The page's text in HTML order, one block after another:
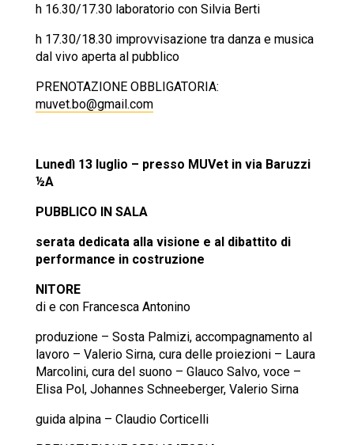
h 16.30/17.30 laboratorio con Silvia Berti
h 17.30/18.30 improvvisazione tra danza e musica
dal vivo aperta al pubblico
PRENOTAZIONE OBBLIGATORIA:
muvet.bo@gmail.com
Lunedì 13 luglio – presso MUVet in via Baruzzi
½A
PUBBLICO IN SALA
serata dedicata alla visione e al dibattito di
performance in costruzione
NITORE
di e con Francesca Antonino
produzione – Sosta Palmizi, accompagnamento al
lavoro – Valerio Sirna, cura delle proiezioni – Laura
Marcolini, cura del suono – Glauco Salvo, voce –
Elisa Pol, Johannes Schneeberger, Valerio Sirna
guida alpina – Claudio Corticelli